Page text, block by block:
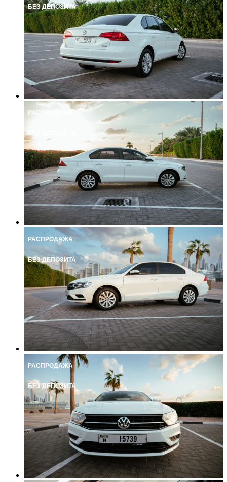
БЕЗ ДЕПОЗИТА
РАСПРОДАЖА
БЕЗ ДЕПОЗИТА
РАСПРОДАЖА
БЕЗ ДЕПОЗИТА
РАСПРОДАЖА
БЕЗ ДЕПОЗИТА